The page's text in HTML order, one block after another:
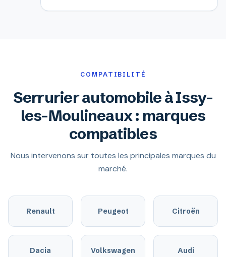
COMPATIBILITÉ
Serrurier automobile à Issy-
les-Moulineaux : marques
compatibles
Nous intervenons sur toutes les principales marques du
marché.
Renault Peugeot Citroën
Dacia Volkswagen Audi